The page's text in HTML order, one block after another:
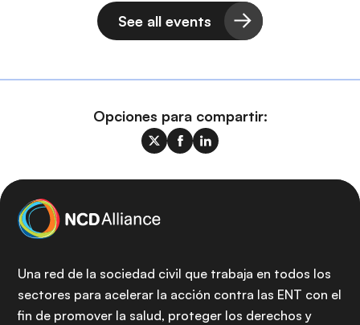
See all events
Opciones para compartir:
Una red de la sociedad civil que trabaja en todos los
sectores para acelerar la acción contra las ENT con el
fin de promover la salud, proteger los derechos y